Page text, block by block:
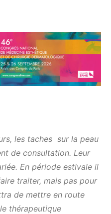
les taches sur la peau
de consultation. Leur
En période estivale il
traiter, mais pas pour
de mettre en route
thérapeutique